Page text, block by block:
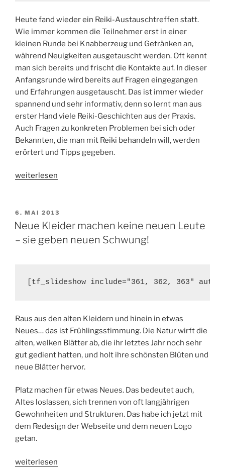
Heute fand wieder ein Reiki-Austauschtreffen statt.
Wie immer kommen die Teilnehmer erst in einer
kleinen Runde bei Knabberzeug und Getränken an,
während Neuigkeiten ausgetauscht werden. Oft kennt
man sich bereits und frischt die Kontakte auf. In dieser
Anfangsrunde wird bereits auf Fragen eingegangen
und Erfahrungen ausgetauscht. Das ist immer wieder
spannend und sehr informativ, denn so lernt man aus
erster Hand viele Reiki-Geschichten aus der Praxis.
Auch Fragen zu konkreten Problemen bei sich oder
Bekannten, die man mit Reiki behandeln will, werden
erörtert und Tipps gegeben.
„Reikitreffen
wieder
ein
schöner
Austausch“
weiterlesen
VERÖFFENTLICHT
AM
6. MAI 2013
Neue Kleider machen keine neuen Leute
– sie geben neuen Schwung!
[tf_slideshow include="361, 362, 363"
Raus aus den alten Kleidern und hinein in etwas
Neues… das ist Frühlingsstimmung. Die Natur wirft die
alten, welken Blätter ab, die ihr letztes Jahr noch sehr
gut gedient hatten, und holt ihre schönsten Blüten und
neue Blätter hervor.
Platz machen für etwas Neues. Das bedeutet auch,
Altes loslassen, sich trennen von oft langjährigen
Gewohnheiten und Strukturen. Das habe ich jetzt mit
dem Redesign der Webseite und dem neuen Logo
getan.
„Neue
weiterlesen